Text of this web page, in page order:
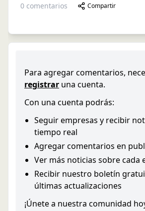
0 comentarios Compartir
Para agregar comentarios,
registrar una cuenta.
Con una cuenta podrás:
Seguir empresas y recibir
tiempo real
Agregar comentarios en
Ver más noticias sobre cada
Recibir nuestro boletín
últimas actualizaciones
¡Únete a nuestra comunidad